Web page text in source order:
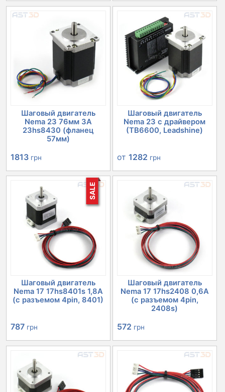
Шаговый двигатель
Nema 23 76мм 3А
23hs8430 (фланец
57мм)
1813 грн
Шаговый двигатель
Nema 23 с драйвером
(TB6600, Leadshine)
от 1282 грн
SALE
Шаговый двигатель
Nema 17 17hs8401s 1,8А
(с разъемом 4pin, 8401)
787 грн
Шаговый двигатель
Nema 17 17hs2408 0,6А
(с разъемом 4pin,
2408s)
572 грн